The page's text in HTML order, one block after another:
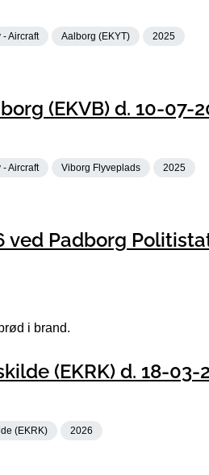
- Aircraft Aalborg (EKYT) 2025
(EKVB) d. 10-07-
- Aircraft Viborg Flyveplads 2025
ved Padborg
i brand.
(EKRK) d. 18-03-
(EKRK) 2026